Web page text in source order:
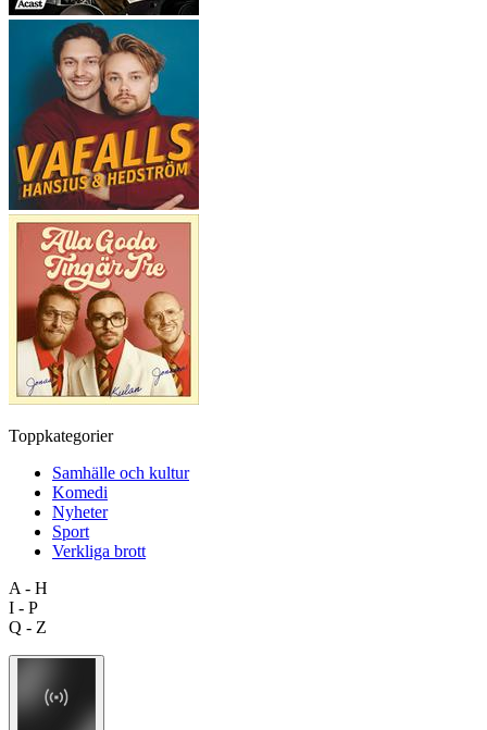
Toppkategorier
Samhälle och kultur
Komedi
Nyheter
Sport
Verkliga brott
A - H
I - P
Q - Z